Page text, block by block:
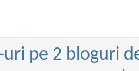
uri pe 2 bloguri